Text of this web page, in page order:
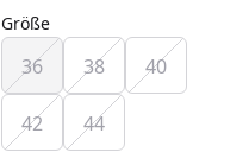
Größe
36 38 40
42 44